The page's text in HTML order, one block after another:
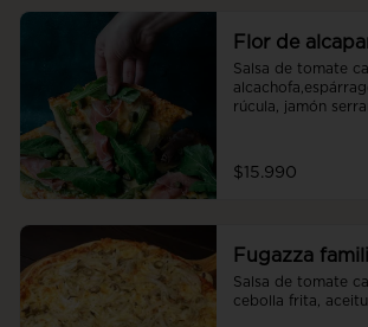
Flor de
Salsa de tomate
rúcula, jamón
$15.990
Fugazza
Salsa de tomate
cebolla frita,